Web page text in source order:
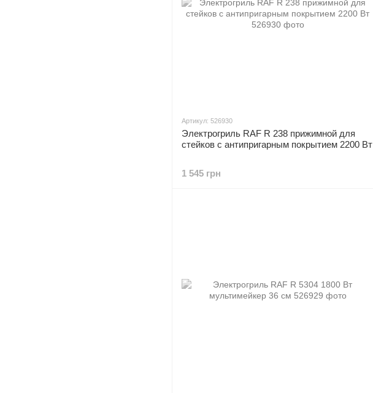
Артикул: 526930
Электрогриль RAF R 238 прижимной для
стейков с антипригарным покрытием 2200 Вт
1 545 грн